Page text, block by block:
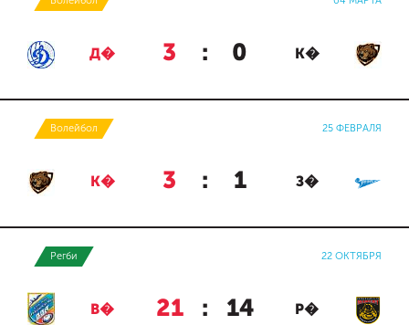
Д� 3 : 0 К�
Волейбол 25 ФЕВРАЛЯ
К� 3 : 1 З�
Регби 22 ОКТЯБРЯ
В� 21 : 14 Р�